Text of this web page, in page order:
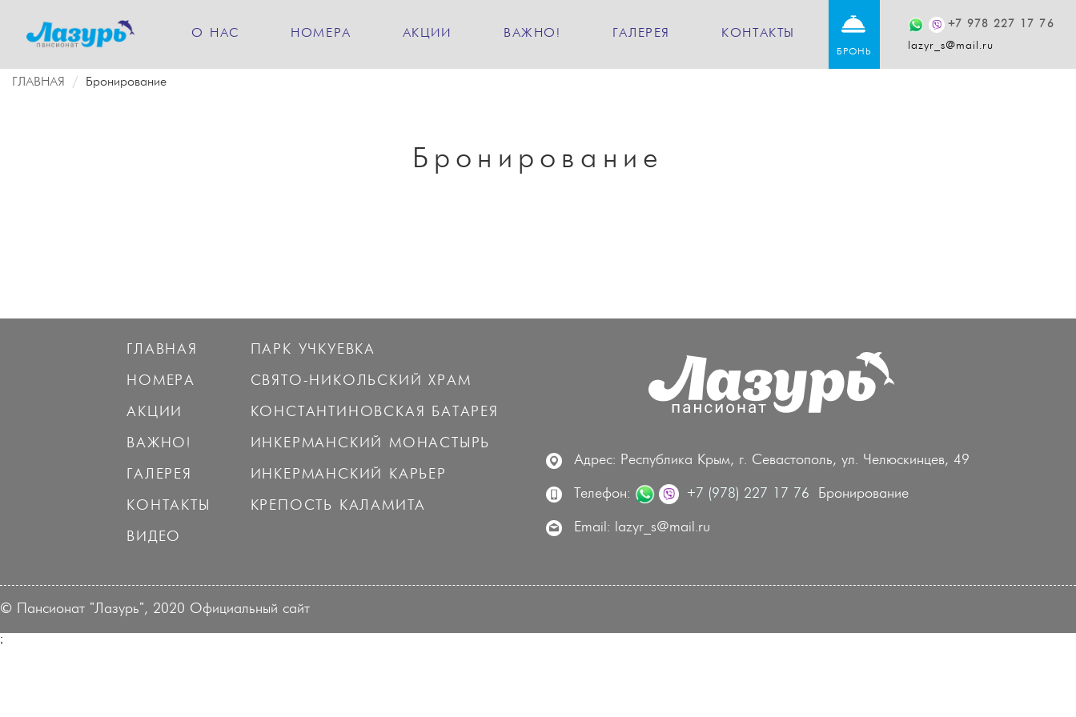
О НАС НОМЕРА АКЦИИ ВАЖНО! ГАЛЕРЕЯ КОНТАКТЫ
БРОНЬ
+7 978 227 17 76
lazyr_s@mail.ru
ГЛАВНАЯ Бронирование
Бронирование
ГЛАВНАЯ
НОМЕРА
АКЦИИ
ВАЖНО!
ГАЛЕРЕЯ
КОНТАКТЫ
ВИДЕО
ПАРК УЧКУЕВКА
СВЯТО-НИКОЛЬСКИЙ ХРАМ
КОНСТАНТИНОВСКАЯ БАТАРЕЯ
ИНКЕРМАНСКИЙ МОНАСТЫРЬ
ИНКЕРМАНСКИЙ КАРЬЕР
КРЕПОСТЬ КАЛАМИТА
Адрес: Республика Крым, г. Севастополь, ул. Челюскинцев, 49
Телефон: +7 (978) 227 17 76 Бронирование
Email: lazyr_s@mail.ru
© Пансионат "Лазурь", 2020 Официальный сайт
;